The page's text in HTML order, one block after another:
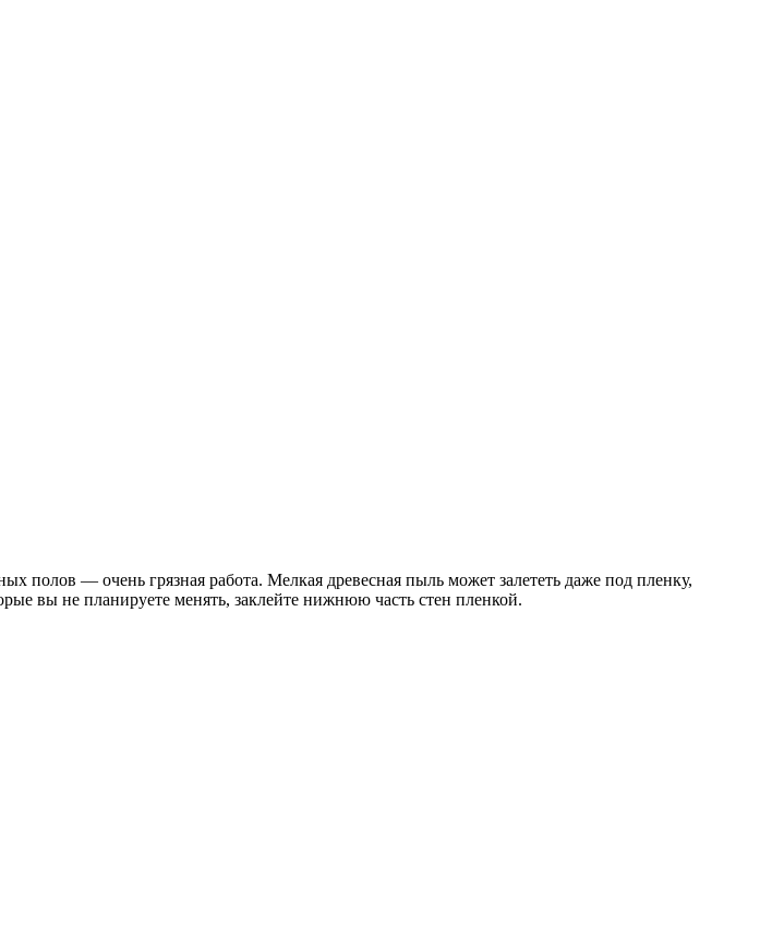
полов — очень грязная работа. Мелкая древесная пыль может залететь даже под пленку,
вы не планируете менять, заклейте нижнюю часть стен пленкой.